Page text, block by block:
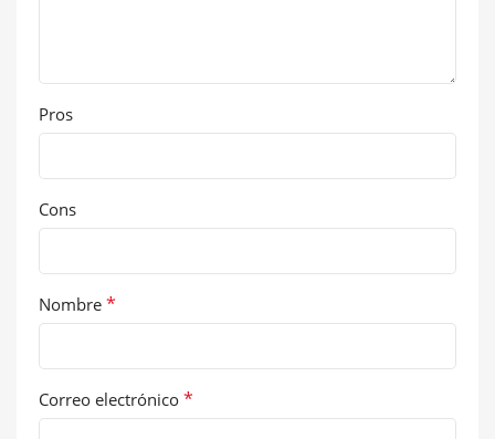
Pros
Cons
Nombre *
Correo electrónico *